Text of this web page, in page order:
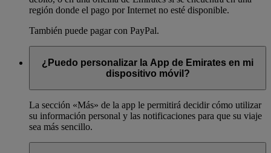
región donde el pago por Internet no esté disponible.
También puede pagar con PayPal.
¿Puedo personalizar la App de Emirates en mi
dispositivo móvil?
La sección «Más» de la app le permitirá decidir cómo utilizar
su información personal y las notificaciones para que su viaje
sea más sencillo.